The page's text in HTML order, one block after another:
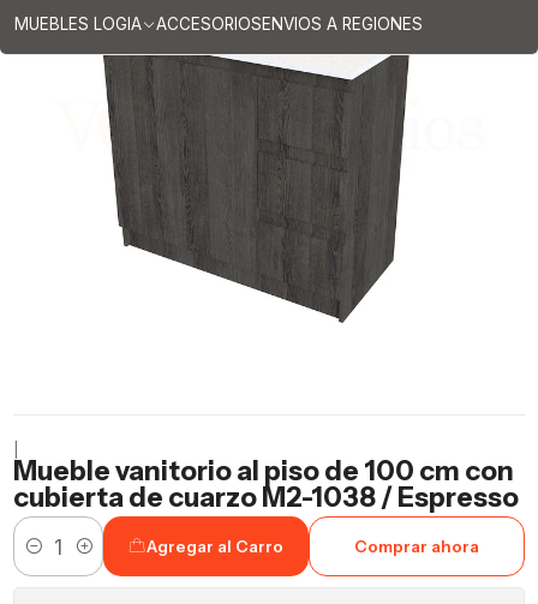
MUEBLES LOGIA ACCESORIOSENVIOS A REGIONES
Mueble vanitorio al piso de 100 cm con
cubierta de cuarzo M2-1038 / Espresso
Cantidad
Agregar al Carro Comprar ahora